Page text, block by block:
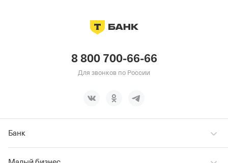
8 800 700-66-66
Для звонков по России
Банк